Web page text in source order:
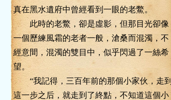
真在黑水遺府中曾經看到一眼的老鱉。
此時的老鱉，卻是虛影，但那目光卻像
一個歷練風霜的老者一般，滄桑而混濁，不
經意間，混濁的雙目中，似乎閃過了一絲希
望。
“我記得，三百年前的那個小家伙，走到
這一步之后，就走到了終點，不知道這個小